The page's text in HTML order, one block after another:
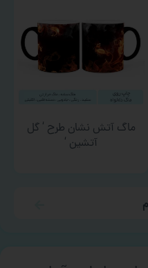
ماگ آتش نشان طرح ‘ گل
آتشین ‘